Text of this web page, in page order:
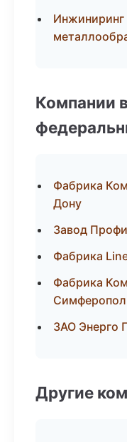
Компании
Фабрика
Дону
Завод
Фабрика
Фабрика
ЗАО
Другие